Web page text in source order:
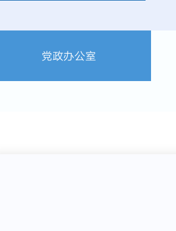
党政办公室